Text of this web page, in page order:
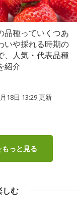
品種っていくつあ
いや採れる時期の
、人気・代表品種
紹介
18日 13:29 更新
っと見る
しむ